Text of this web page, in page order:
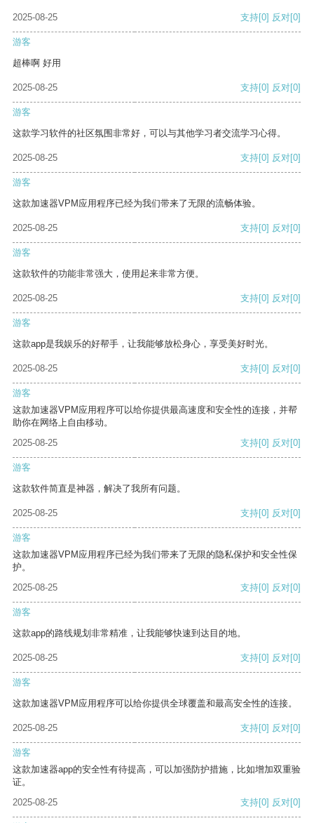
2025-08-25 支持[0] 反对[0]
游客
超棒啊 好用
2025-08-25 支持[0] 反对[0]
游客
这款学习软件的社区氛围非常好，可以与其他学习者交流学习心得。
2025-08-25 支持[0] 反对[0]
游客
这款加速器VPM应用程序已经为我们带来了无限的流畅体验。
2025-08-25 支持[0] 反对[0]
游客
这款软件的功能非常强大，使用起来非常方便。
2025-08-25 支持[0] 反对[0]
游客
这款app是我娱乐的好帮手，让我能够放松身心，享受美好时光。
2025-08-25 支持[0] 反对[0]
游客
这款加速器VPM应用程序可以给你提供最高速度和安全性的连接，并帮
助你在网络上自由移动。
2025-08-25
支持[0] 反对[0]
游客
这款软件简直是神器，解决了我所有问题。
2025-08-25 支持[0] 反对[0]
游客
这款加速器VPM应用程序已经为我们带来了无限的隐私保护和安全性保
护。
2025-08-25
支持[0] 反对[0]
游客
这款app的路线规划非常精准，让我能够快速到达目的地。
2025-08-25 支持[0] 反对[0]
游客
这款加速器VPM应用程序可以给你提供全球覆盖和最高安全性的连接。
2025-08-25 支持[0] 反对[0]
游客
这款加速器app的安全性有待提高，可以加强防护措施，比如增加双重验
证。
2025-08-25
支持[0] 反对[0]